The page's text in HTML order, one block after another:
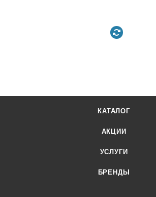
КАТАЛОГ
АКЦИИ
УСЛУГИ
БРЕНДЫ